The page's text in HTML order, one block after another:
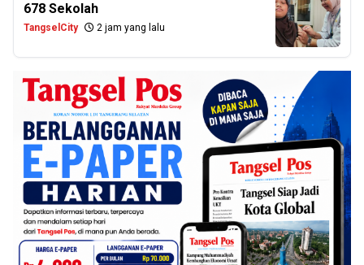
678 Sekolah
TangselCity 2 jam yang lalu